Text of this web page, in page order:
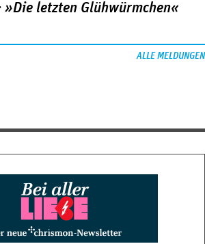
»Die letzten Glühwürmchen«
ALLE MELDUNGEN